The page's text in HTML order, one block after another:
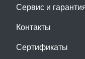
Сервис и
Контакты
Сертификаты